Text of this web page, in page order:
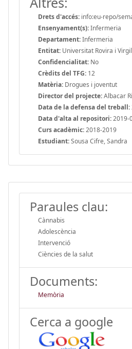
Drets d'accés: info:eu-repo/
Ensenyament(s):Infermeria
Departament:Infermeria
Entitat: Universitat Rovira i
Confidencialitat: No
Crèdits del TFG: 12
Matèria: Drogues i joventut
Director del projecte:Albacar
Data de la defensa del treball:
Data d'alta al repositori:2019-
Curs acadèmic:2018-2019
Estudiant:Sousa Cifre, Sandra
Paraules clau:
Cànnabis
Adolescència
Intervenció
Ciències de la salut
Documents:
Memòria
Cerca a google